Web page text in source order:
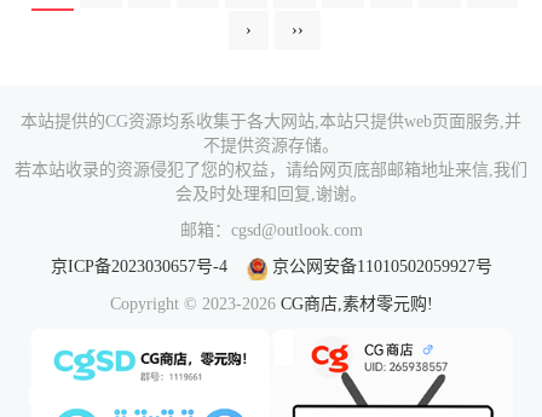
› ››
本站提供的CG资源均系收集于各大网站,本站只提供web页面服务,并
不提供资源存储。
若本站收录的资源侵犯了您的权益，请给网页底部邮箱地址来信,我们
会及时处理和回复,谢谢。
邮箱：cgsd@outlook.com
京ICP备2023030657号-4
京公网安备11010502059927号
Copyright © 2023-2026 CG商店,素材零元购!